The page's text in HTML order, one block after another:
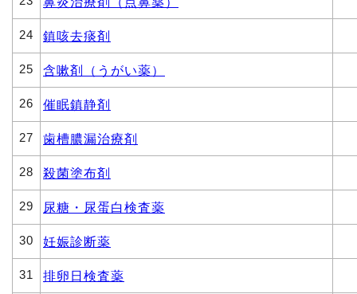
24 鎮咳去痰剤
25 含嗽剤（うがい薬）
26 催眠鎮静剤
27 歯槽膿漏治療剤
28 殺菌塗布剤
29 尿糖・尿蛋白検査薬
30 妊娠診断薬
31 排卵日検査薬